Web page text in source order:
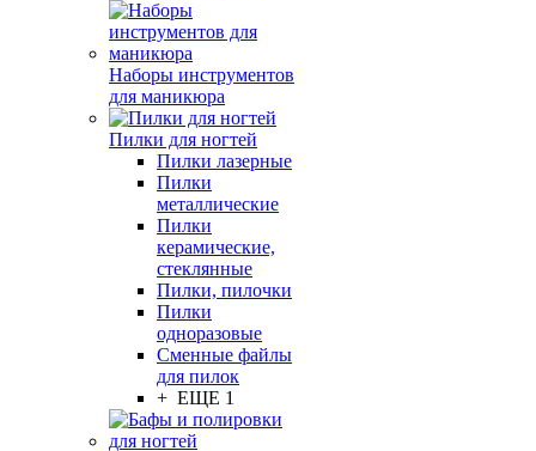
Наборы инструментов
для маникюра
Пилки для ногтей
Пилки лазерные
Пилки
металлические
Пилки
керамические,
стеклянные
Пилки, пилочки
Пилки
одноразовые
Сменные файлы
для пилок
+ ЕЩЕ 1